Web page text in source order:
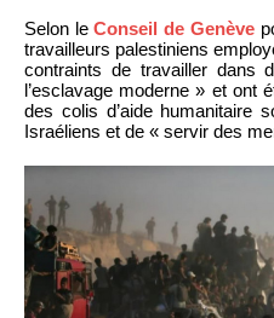
Selon leConseil de Genève
travailleurs palestiniens
contraints de travailler dans
l’esclavage moderne » et ont
des colis d’aide humanitaire
Israéliens et de « servir des